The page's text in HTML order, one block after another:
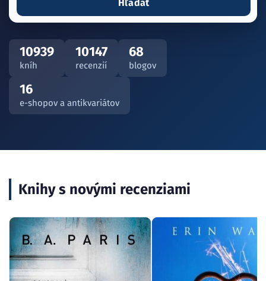
Hľadať
10939
kníh
10147
recenzií
68
blogov
16
e-shopov a antikvariátov
Knihy s novými recenziami